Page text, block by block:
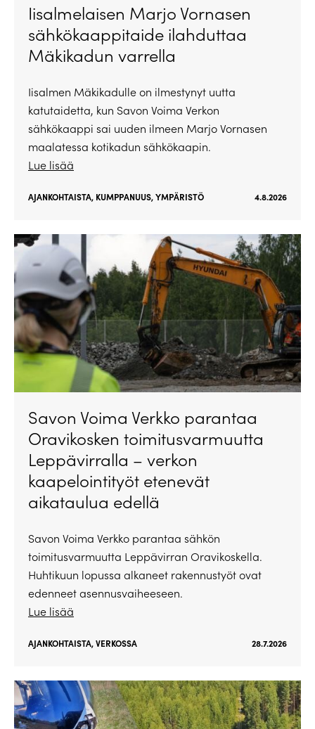
Iisalmelaisen Marjo Vornasen
sähkökaappitaide ilahduttaa
Mäkikadun varrella
Iisalmen Mäkikadulle on ilmestynyt uutta
katutaidetta, kun Savon Voima Verkon
sähkökaappi sai uuden ilmeen Marjo Vornasen
maalatessa kotikadun sähkökaapin.
Lue lisää
AJANKOHTAISTA, KUMPPANUUS,YMPÄRISTÖ 4.8.2026
Savon Voima Verkko parantaa
Oravikosken toimitusvarmuutta
Leppävirralla – verkon
kaapelointityöt etenevät
aikataulua edellä
Savon Voima Verkko parantaa sähkön
toimitusvarmuutta Leppävirran Oravikoskella.
Huhtikuun lopussa alkaneet rakennustyöt ovat
edenneet asennusvaiheeseen.
Lue lisää
AJANKOHTAISTA,VERKOSSA 28.7.2026